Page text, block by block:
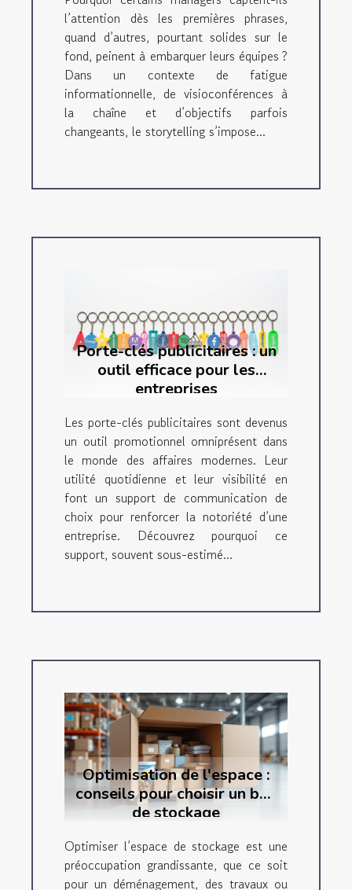
l’attention dès les premières phrases,
quand d’autres, pourtant solides sur le
fond, peinent à embarquer leurs équipes ?
Dans un contexte de fatigue
informationnelle, de visioconférences à
la chaîne et d’objectifs parfois
changeants, le storytelling s’impose...
Porte-clés publicitaires : un
outil efficace pour les
entreprises
Les porte-clés publicitaires sont devenus
un outil promotionnel omniprésent dans
le monde des affaires modernes. Leur
utilité quotidienne et leur visibilité en
font un support de communication de
choix pour renforcer la notoriété d’une
entreprise. Découvrez pourquoi ce
support, souvent sous-estimé...
Optimisation de l'espace :
conseils pour choisir un box
de stockage
Optimiser l’espace de stockage est une
préoccupation grandissante, que ce soit
pour un déménagement, des travaux ou